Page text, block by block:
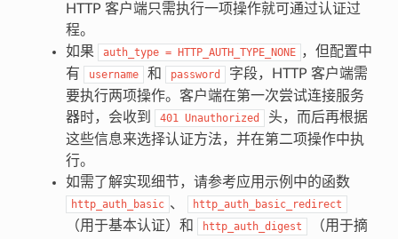
HTTP 客户端只需执行一项操作就可通过认证过
程。
如果
auth_type = HTTP_AUTH_TYPE_NONE ，但配置中
有
username 和 password
字段，HTTP 客户端需
要执行两项操作。客户端在第一次尝试连接服务
器时，会收到
401 Unauthorized
头，而后再根据
这些信息来选择认证方法，并在第二项操作中执
行。
如需了解实现细节，请参考应用示例中的函数
http_auth_basic 、 http_auth_basic_redirect
（用于基本认证）和 http_auth_digest
（用于摘